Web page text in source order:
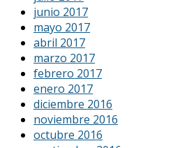
junio 2017
mayo 2017
abril 2017
marzo 2017
febrero 2017
enero 2017
diciembre 2016
noviembre 2016
octubre 2016